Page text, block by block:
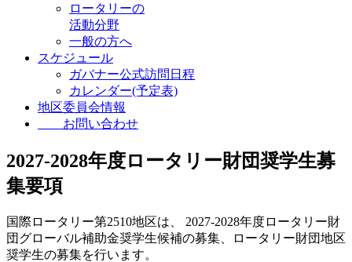
ロータリーの
活動分野
一般の方へ
スケジュール
ガバナー公式訪問日程
カレンダー(予定表)
地区委員会情報
お問い合わせ
2027-2028年度ロータリー財団奨学生募
集要項
国際ロータリー第2510地区は、 2027-2028年度ロータリー財
団グローバル補助金奨学生候補の募集、ロータリー財団地区
奨学生の募集を行います。